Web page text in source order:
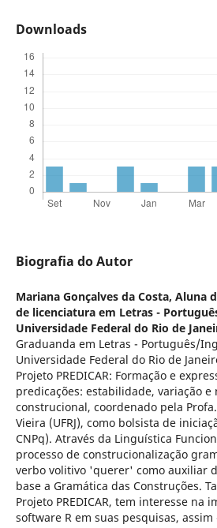
Downloads
Biografia do Autor
Mariana Gonçalves da Costa, Aluna
de licenciatura em Letras -
Universidade Federal do Rio de
Graduanda em Letras - Português/
Universidade Federal do Rio de
Projeto PREDICAR: Formação e
predicações: estabilidade, variação e
construcional, coordenado pela
Vieira (UFRJ), como bolsista de
CNPq). Através da Linguística
processo de construcionalização
verbo volitivo 'querer' como auxiliar
base a Gramática das Construções.
Projeto PREDICAR, tem interesse na
software R em suas pesquisas,